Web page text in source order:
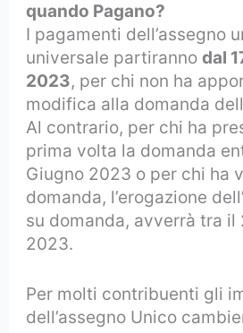
quando Pagano?
I pagamenti dell’assegno
universale partirannodal
2023, per chi non ha
modifica alla domanda
Al contrario, per chi ha
prima volta la domanda
Giugno 2023 o per chi ha
domanda, l’erogazione
su domanda, avverrà tra il
2023.
Per molti contribuenti gli
dell’assegno Unico